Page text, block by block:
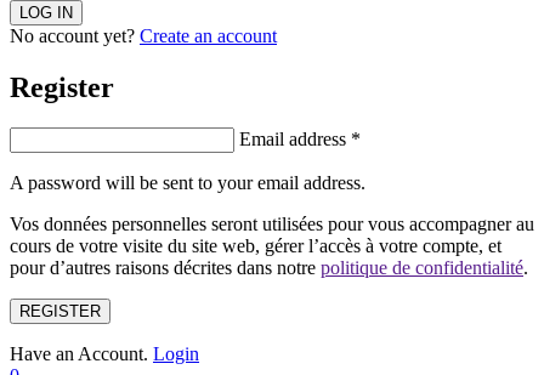
No account yet? Create an account
Register
Email address *
A password will be sent to your email address.
Vos données personnelles seront utilisées pour vous accompagner au
cours de votre visite du site web, gérer l’accès à votre compte, et
pour d’autres raisons décrites dans notre politique de confidentialité.
REGISTER
Have an Account. Login